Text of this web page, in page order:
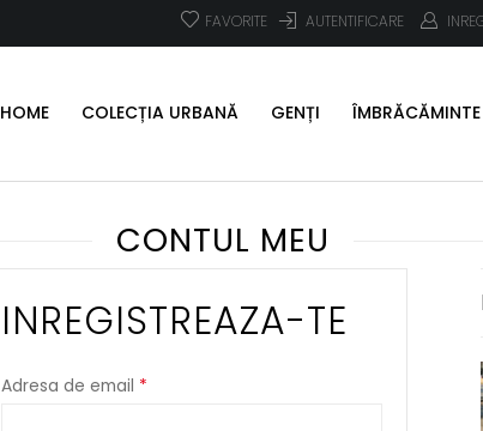
AUTENTIFICARE
FAVORITE
HOME COLECȚIA URBANĂ GENȚI ÎMBRĂCĂMINTE
CONTUL MEU
INREGISTREAZA-TE
Adresa de email *